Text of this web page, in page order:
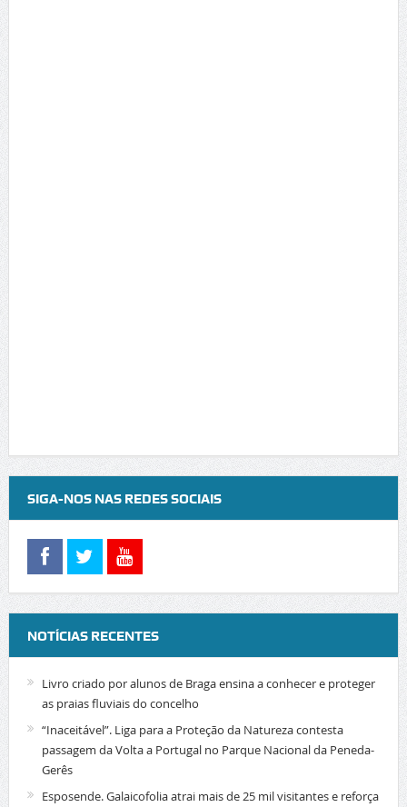
SIGA-NOS NAS REDES SOCIAIS
NOTÍCIAS RECENTES
Livro criado por alunos de Braga ensina a conhecer e proteger
as praias fluviais do concelho
“Inaceitável”. Liga para a Proteção da Natureza contesta
passagem da Volta a Portugal no Parque Nacional da Peneda-
Gerês
Esposende. Galaicofolia atrai mais de 25 mil visitantes e reforça